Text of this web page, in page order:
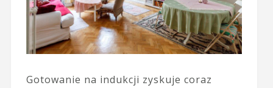
Gotowanie na indukcji zyskuje coraz